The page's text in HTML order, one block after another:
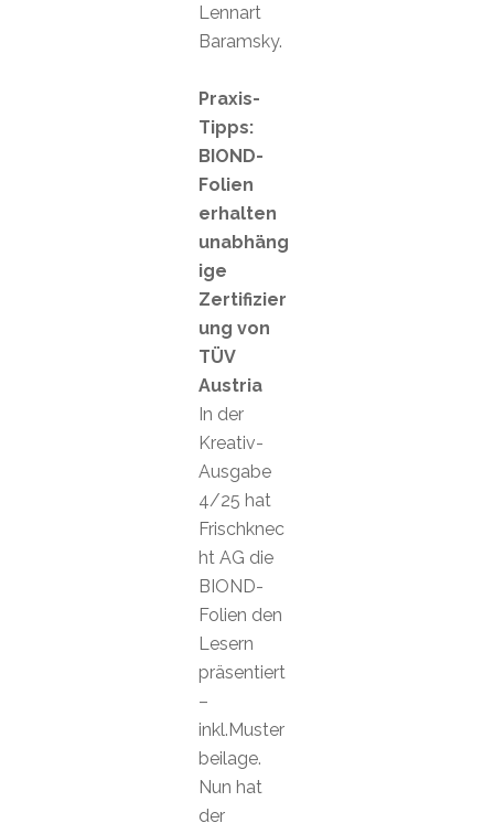
Lennart
Baramsky.
Praxis-
Tipps:
BIOND-
Folien
erhalten
unabhäng
ige
Zertifizier
ung von
TÜV
Austria
In der
Kreativ-
Ausgabe
4/25 hat
Frischknec
ht AG die
BIOND-
Folien den
Lesern
präsentiert
–
inkl.Muster
beilage.
Nun hat
der